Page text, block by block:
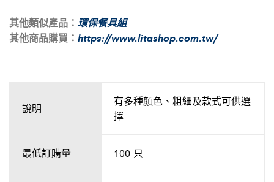
其他類似產品： 環保餐具組
其他商品購買： https://www.litashop.com.tw/
說明
有多種顏色、粗細及款式可供選
擇
最低訂購量 100 只